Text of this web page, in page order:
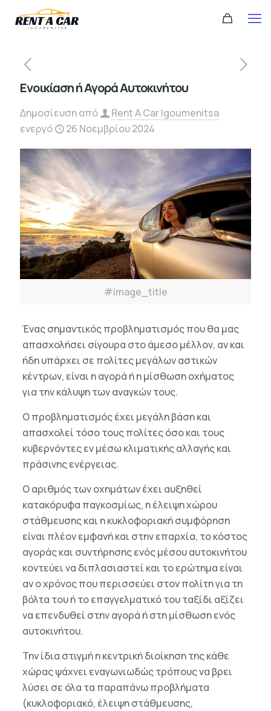
Ενοικίαση ή Αγορά Αυτοκινήτου
Δημοσίευση από
Rent A Car Igoumenitsa
ενεργό
26 Νοεμβρίου 2024
#image_title
Ένας σημαντικός προβληματισμός που θα μας
απασχολήσει σίγουρα στο άμεσο μέλλον, αν και
ήδη υπάρχει σε πολίτες μεγάλων αστικών
κέντρων, είναι η αγορά ή η μίσθωση οχήματος
για την κάλυψη των αναγκών τους.
Ο προβληματισμός έχει μεγάλη βάση και
απασχολεί τόσο τους πολίτες όσο και τους
κυβερνόντες εν μέσω κλιματικής αλλαγής και
πράσινης ενέργειας.
Ο αριθμός των οχημάτων έχει αυξηθεί
κατακόρυφα παγκοσμίως, η έλειψη χώρου
στάθμευσης και η κυκλοφοριακή συμφόρηση
είναι πλέον εμφανή και στην επαρχία, το κόστος
αγοράς και συντήρησης ενός μέσου αυτοκινήτου
κοντεύει να διπλασιαστεί και το ερώτημα είναι
αν ο χρόνος που περισσεύει στον πολίτη για τη
βόλτα του ή το επαγγελματικό του ταξίδι αξίζει
να επενδυθεί στην αγορά ή στη μίσθωση ενός
αυτοκινήτου.
Την ίδια στιγμή η κεντρική διοίκηση της κάθε
χώρας ψάχνει εναγωνιωδώς τρόπους να βρει
λύσει σε όλα τα παραπάνω προβλήματα
(κυκλοφοριακό, έλειψη στάθμευσης,